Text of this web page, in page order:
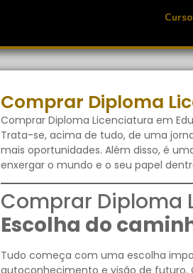
Comprar Diploma
Comprar Diploma Licenciatura em
Trata-se, acima de tudo, de uma
mais oportunidades. Além disso, é
enxergar o mundo e o seu papel
Comprar Diploma
Escolha do
Tudo começa com uma escolha